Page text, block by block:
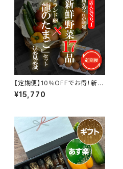
【定期便】10％OFFでお得！新鮮
野菜 おまかせ17品＆龍のたま
ごセット 4回分
¥15,770